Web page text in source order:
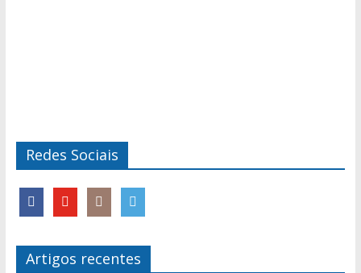
Redes Sociais
Artigos recentes